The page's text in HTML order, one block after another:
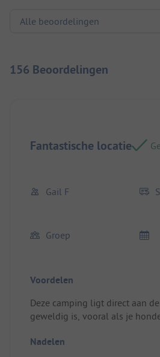
156 Beoordelingen
Fantastische locatie
Gail F
Groep
Voordelen
Deze camping ligt direct aan
geweldig is, vooral als je
honden. Een jong stel heeft
Nadelen